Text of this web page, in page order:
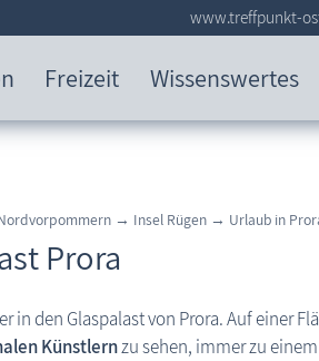
Freizeit Wissenswertes
www.treffpunkt-
→ Insel Rügen → Urlaub in
Prora
den Glaspalast von Prora. Auf einer
Künstlernzu sehen, immer zu